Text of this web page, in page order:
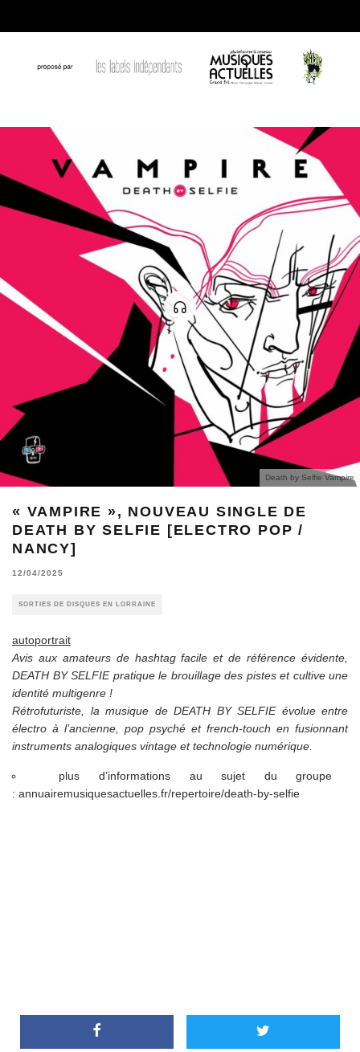
Death by Selfie Vampire
« VAMPIRE », NOUVEAU SINGLE DE
DEATH BY SELFIE [ELECTRO POP /
NANCY]
12/04/2025
SORTIES DE DISQUES EN LORRAINE
autoportrait
Avis aux amateurs de hashtag facile et de référence évidente,
DEATH BY SELFIE pratique le brouillage des pistes et cultive une
identité multigenre !
Rétrofuturiste, la musique de DEATH BY SELFIE évolue entre
électro à l’ancienne, pop psyché et french-touch en fusionnant
instruments analogiques vintage et technologie numérique.
plus d’informations au sujet du groupe
: annuairemusiquesactuelles.fr/repertoire/death-by-selfie